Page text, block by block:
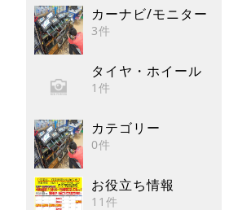
カーナビ/モニター
3件
タイヤ・ホイール
1件
カテゴリー
0件
お役立ち情報
11件